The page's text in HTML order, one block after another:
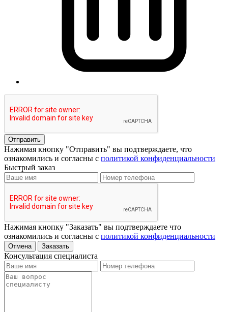
Отправить
Нажимая кнопку "Отправить" вы подтверждаете, что
ознакомились и согласны с политикой конфиденциальности
Быстрый заказ
Нажимая кнопку "Заказать" вы подтверждаете что
ознакомились и согласны с политикой конфиденциальности
Отмена Заказать
Консультация специалиста